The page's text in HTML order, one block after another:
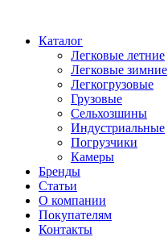
Каталог
Легковые летние
Легковые зимние
Легкогрузовые
Грузовые
Сельхозшины
Индустриальные
Погрузчики
Камеры
Бренды
Статьи
О компании
Покупателям
Контакты